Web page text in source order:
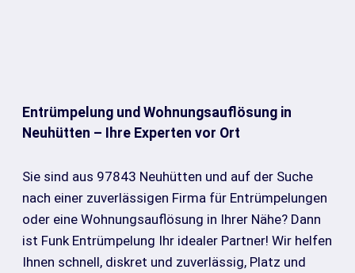
Entrümpelung und Wohnungsauflösung in
Neuhütten – Ihre Experten vor Ort
Sie sind aus 97843 Neuhütten und auf der Suche
nach einer zuverlässigen Firma für Entrümpelungen
oder eine Wohnungsauflösung in Ihrer Nähe? Dann
ist Funk Entrümpelung Ihr idealer Partner! Wir helfen
Ihnen schnell, diskret und zuverlässig, Platz und